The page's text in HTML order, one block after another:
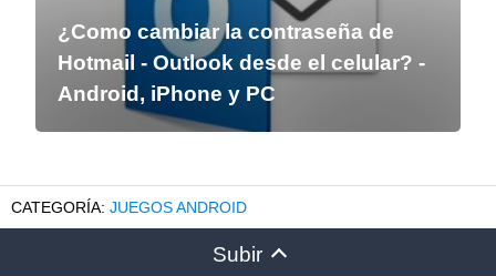
¿Como cambiar la contraseña de
Hotmail - Outlook desde el celular? -
Android, iPhone y PC
JUEGOS ANDROID
Subir